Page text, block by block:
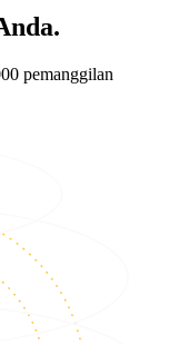
pemanggilan